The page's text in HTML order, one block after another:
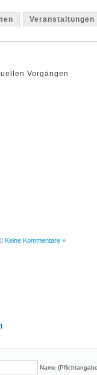
Veranstaltungen
Vorgängen
Keine Kommentare »
Name